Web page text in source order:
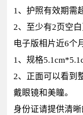
1、护照有效期需
2、至少有2页空白
电子版相片近6个
1、规格
2、正面可以看到
戴眼镜和美瞳。
身份证请提供清